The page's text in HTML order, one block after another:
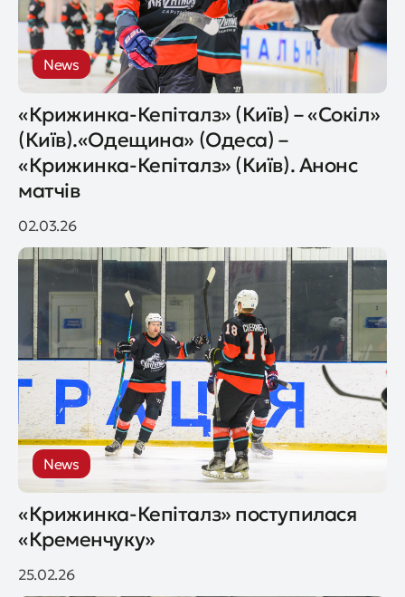
News
«Крижинка-Кепіталз» (Київ) – «Сокіл»
(Київ).«Одещина» (Одеса) –
«Крижинка-Кепіталз» (Київ). Анонс
матчів
02.03.26
News
«Крижинка-Кепіталз» поступилася
«Кременчуку»
25.02.26